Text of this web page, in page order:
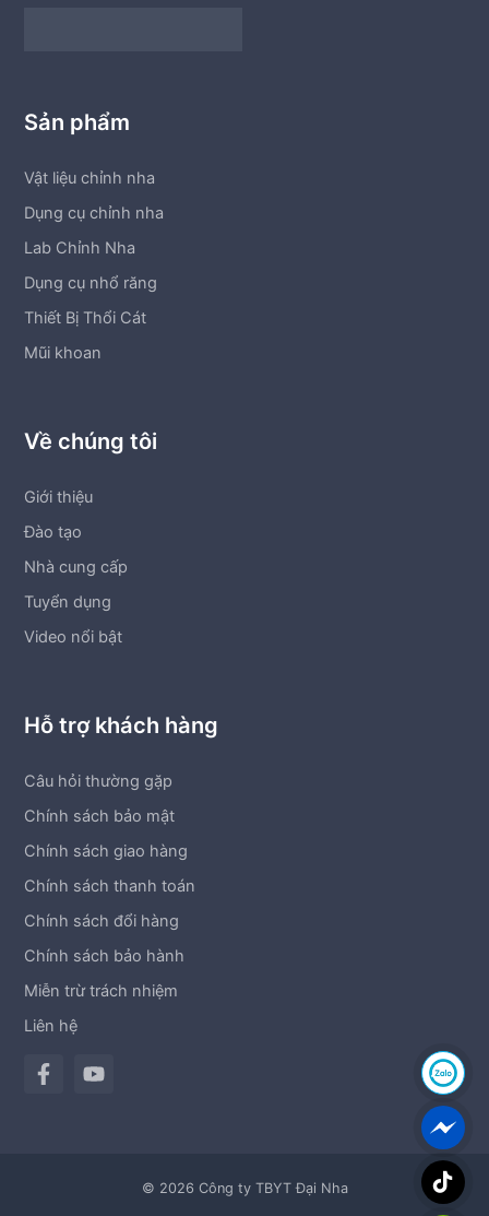
Sản phẩm
Vật liệu chỉnh nha
Dụng cụ chỉnh nha
Lab Chỉnh Nha
Dụng cụ nhổ răng
Thiết Bị Thổi Cát
Mũi khoan
Về chúng tôi
Giới thiệu
Đào tạo
Nhà cung cấp
Tuyển dụng
Video nổi bật
Hỗ trợ khách hàng
Câu hỏi thường gặp
Chính sách bảo mật
Chính sách giao hàng
Chính sách thanh toán
Chính sách đổi hàng
Chính sách bảo hành
Miễn trừ trách nhiệm
Liên hệ
© 2026 Công ty TBYT Đại Nha